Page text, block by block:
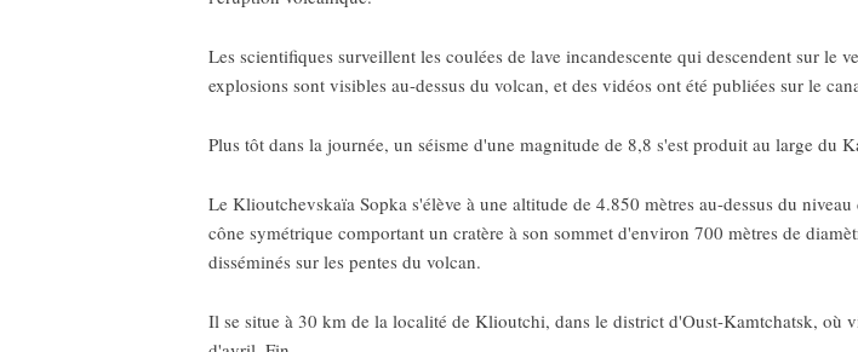
Les scientifiques surveillent les coulées de lave incandescente qui descendent sur le
explosions sont visibles au-dessus du volcan, et des vidéos ont été publiées sur le
Plus tôt dans la journée, un séisme d'une magnitude de 8,8 s'est produit au large du
Le Klioutchevskaïa Sopka s'élève à une altitude de 4.850 mètres au-dessus du
cône symétrique comportant un cratère à son sommet d'environ 700 mètres de
disséminés sur les pentes du volcan.
Il se situe à 30 km de la localité de Klioutchi, dans le district d'Oust-Kamtchatsk, où